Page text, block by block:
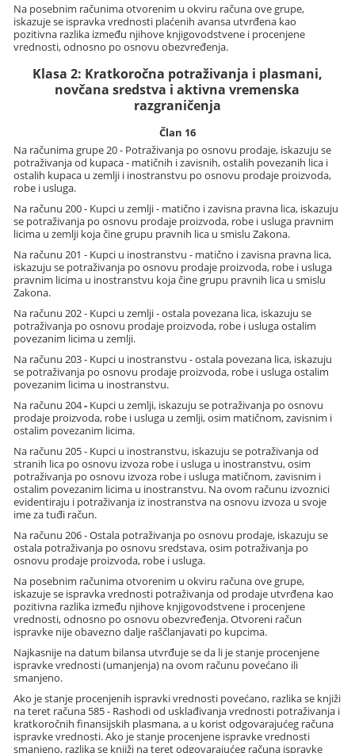
Na posebnim računima otvorenim u okviru računa ove grupe,
iskazuje se ispravka vrednosti plaćenih avansa utvrđena kao
pozitivna razlika između njihove knjigovodstvene i procenjene
vrednosti, odnosno po osnovu obezvređenja.
Klasa 2: Kratkoročna potraživanja i plasmani,
novčana sredstva i aktivna vremenska
razgraničenja
Član 16
Na računima grupe 20 - Potraživanja po osnovu prodaje, iskazuju se
potraživanja od kupaca - matičnih i zavisnih, ostalih povezanih lica i
ostalih kupaca u zemlji i inostranstvu po osnovu prodaje proizvoda,
robe i usluga.
Na računu 200 - Kupci u zemlji - matično i zavisna pravna lica, iskazuju
se potraživanja po osnovu prodaje proizvoda, robe i usluga pravnim
licima u zemlji koja čine grupu pravnih lica u smislu Zakona.
Na računu 201 - Kupci u inostranstvu - matično i zavisna pravna lica,
iskazuju se potraživanja po osnovu prodaje proizvoda, robe i usluga
pravnim licima u inostranstvu koja čine grupu pravnih lica u smislu
Zakona.
Na računu 202 - Kupci u zemlji - ostala povezana lica, iskazuju se
potraživanja po osnovu prodaje proizvoda, robe i usluga ostalim
povezanim licima u zemlji.
Na računu 203 - Kupci u inostranstvu - ostala povezana lica, iskazuju
se potraživanja po osnovu prodaje proizvoda, robe i usluga ostalim
povezanim licima u inostranstvu.
Na računu 204- Kupci u zemlji, iskazuju se potraživanja po osnovu
prodaje proizvoda, robe i usluga u zemlji, osim matičnom, zavisnim i
ostalim povezanim licima.
Na računu 205 - Kupci u inostranstvu, iskazuju se potraživanja od
stranih lica po osnovu izvoza robe i usluga u inostranstvu, osim
potraživanja po osnovu izvoza robe i usluga matičnom, zavisnim i
ostalim povezanim licima u inostranstvu. Na ovom računu izvoznici
evidentiraju i potraživanja iz inostranstva na osnovu izvoza u svoje
ime za tuđi račun.
Na računu 206 - Ostala potraživanja po osnovu prodaje, iskazuju se
ostala potraživanja po osnovu sredstava, osim potraživanja po
osnovu prodaje proizvoda, robe i usluga.
Na posebnim računima otvorenim u okviru računa ove grupe,
iskazuje se ispravka vrednosti potraživanja od prodaje utvrđena kao
pozitivna razlika između njihove knjigovodstvene i procenjene
vrednosti, odnosno po osnovu obezvređenja. Otvoreni račun
ispravke nije obavezno dalje raščlanjavati po kupcima.
Najkasnije na datum bilansa utvrđuje se da li je stanje procenjene
ispravke vrednosti (umanjenja) na ovom računu povećano ili
smanjeno.
Ako je stanje procenjenih ispravki vrednosti povećano, razlika se knjiži
na teret računa 585 - Rashodi od usklađivanja vrednosti potraživanja i
kratkoročnih finansijskih plasmana, a u korist odgovarajućeg računa
ispravke vrednosti. Ako je stanje procenjene ispravke vrednosti
smanjeno, razlika se knjiži na teret odgovarajućeg računa ispravke